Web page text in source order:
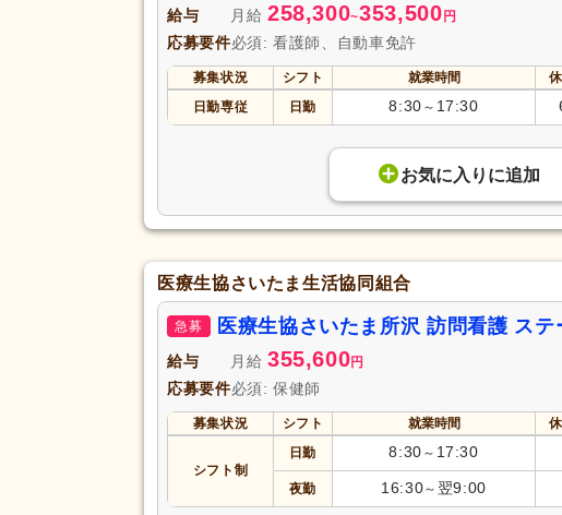
給与 月給 258,300~353,500 円
応募要件必須: 看護師、自動車免許
募集状況 シフト 就業時間
日勤専従
日勤 8:30 ～ 17:30
お気に入り に追加
医療生協さいたま生活協同組合
急募 医療生協さいたま所沢 訪問看護 ス
給与 月給 355,600円
応募要件必須: 保健師
募集状況 シフト 就業時間
シフト制
日勤 8:30 ～ 17:30
夜勤 16:30～ 翌9:00